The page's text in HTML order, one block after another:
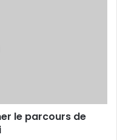
le parcours de